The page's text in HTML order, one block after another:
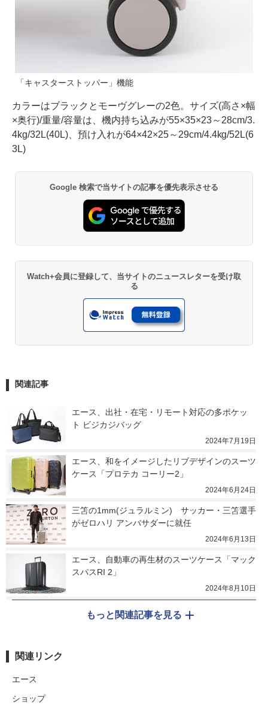
「キャスターストッパー」機能
カラーはブラックとモーヴグレーの2色。サイズ(高さ×幅
×奥行)/重量/容量は、機内持ち込みが55×35×23～28cm/3.
4kg/32L(40L)、預け入れが64×42×25～29cm/4.4kg/52L(6
3L)
Google 検索で当サイトの記事を優先表示させる
Watch+会員に登録して、当サイトのニュースレターを受け取
る
関連記事
エース、出社・在宅・リモート対応の多ポケッ
ト ビジカジバッグ
2024年7月19日
エース、和をイメージしたリブデザインのスーツ
ケース「プロテカ コーリー2」
2024年6月24日
三笘の1mm(ジュラルミン)　サッカー・三笘選手
がゼロハリ アンバサダーに就任
2024年6月13日
エース、自動車の再生材のスーツケース「マック
スパスRI 2」
2024年8月10日
もっと関連記事を見る
関連リンク
エース
ショップ